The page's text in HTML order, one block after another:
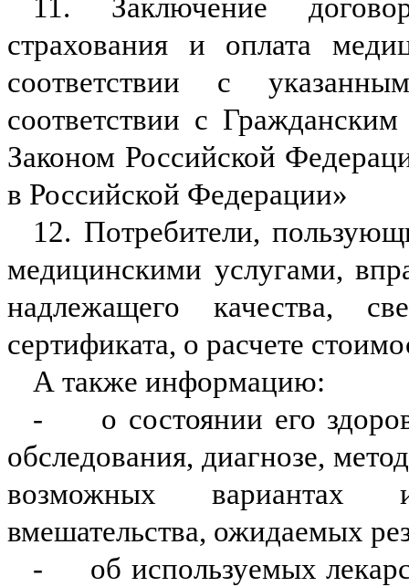
11. Заключение
страхования и оплата
соответствии с
соответствии с
Законом Российской
в Российской Федерации»
12. Потребители,
медицинскими услугами,
надлежащего качества,
сертификата, о расчете
А также информацию:
-
о состоянии его
обследования, диагнозе,
возможных вариантах
вмешательства, ожидаемых
-
об используемых